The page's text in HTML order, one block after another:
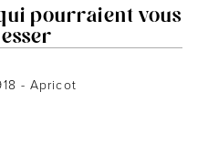
pourraient vous